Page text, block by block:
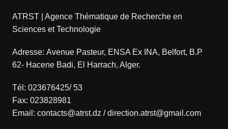
ATRST | Agence Thématique de Recherche en
Sciences et Technologie
Adresse: Avenue Pasteur, ENSA Ex INA, Belfort, B.P
62- Hacene Badi, El Harrach, Alger.
Tél: 023676425/ 53
Fax: 023828981
Email: contacts@atrst.dz / direction.atrst@gmail.com